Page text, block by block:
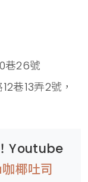
巷26號
巷13弄2號，
Youtube
椰吐司